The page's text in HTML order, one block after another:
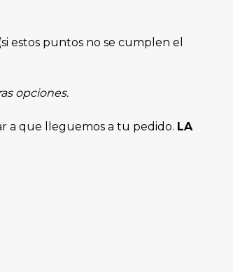
estos puntos no se cumplen el
opciones.
a que lleguemos a tu pedido. LA